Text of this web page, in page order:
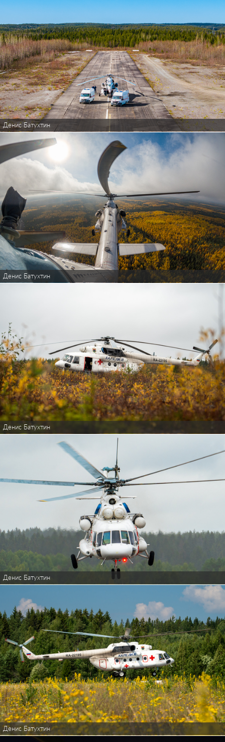
Денис Батухтин
Денис Батухтин
Денис Батухтин
Денис Батухтин
Денис Батухтин